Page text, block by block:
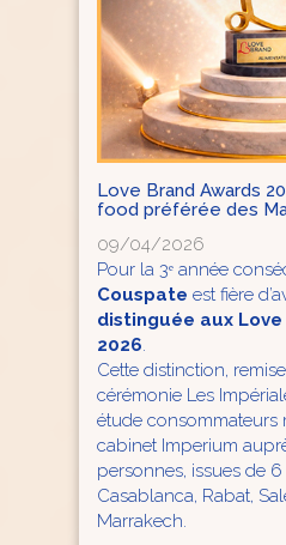
Love Brand Awards
food préférée des
09/04/2026
Pour la 3ᵉ année
Couspate est fière
distinguée aux Love
2026.
Cette distinction,
cérémonie Les
étude consommateurs
cabinet Imperium
personnes, issues de
Casablanca, Rabat,
Marrakech.